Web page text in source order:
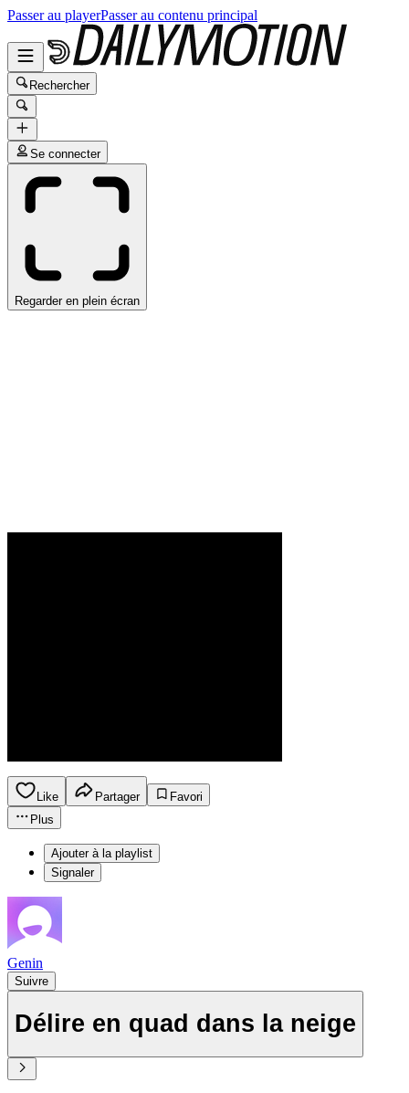
Passer au playerPasser au contenu principal
Rechercher
Se connecter
Regarder en plein écran
Like Partager
Favori
Plus
Ajouter à la playlist
Signaler
Genin
Suivre
Délire en quad dans la neige